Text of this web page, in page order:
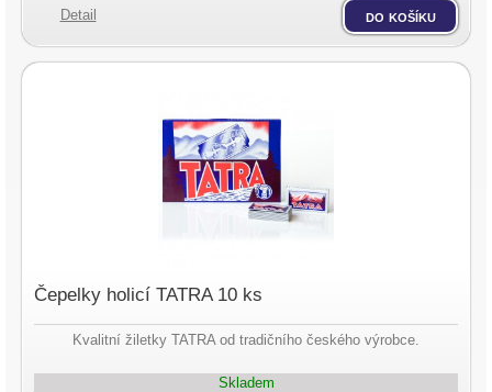
Detail do košíku
Čepelky holicí TATRA 10 ks
Kvalitní žiletky TATRA od tradičního českého výrobce.
Skladem